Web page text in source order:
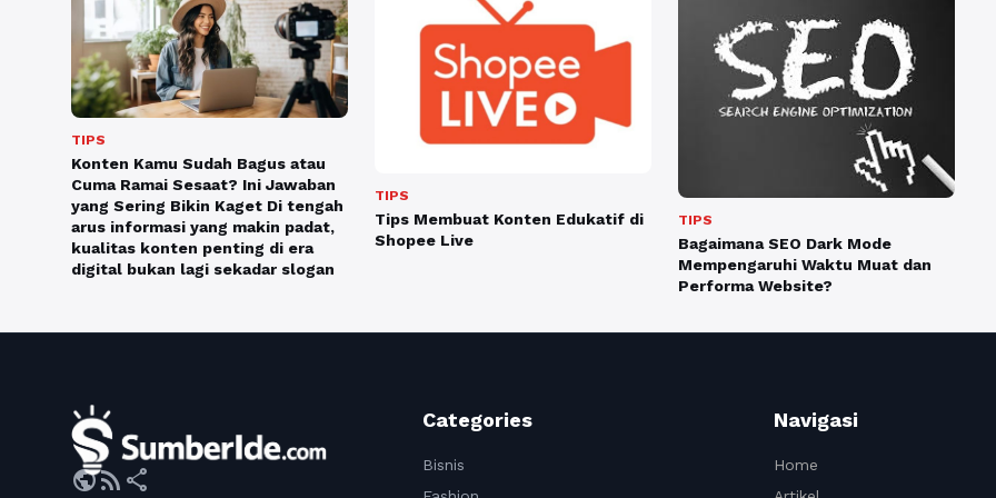
TIPS
Konten Kamu Sudah Bagus atau
Cuma Ramai Sesaat? Ini Jawaban
yang Sering Bikin Kaget Di tengah
arus informasi yang makin padat,
kualitas konten penting di era
digital bukan lagi sekadar slogan
TIPS
Tips Membuat Konten Edukatif di
Shopee Live
TIPS
Bagaimana SEO Dark Mode
Mempengaruhi Waktu Muat dan
Performa Website?
publicrss_feed share
Categories
Bisnis
Navigasi
Home